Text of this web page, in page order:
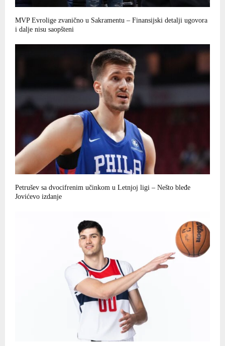
MVP Evrolige zvanično u Sakramentu – Finansijski detalji ugovora
i dalje nisu saopšteni
Petrušev sa dvocifrenim učinkom u Letnjoj ligi – Nešto bleđe
Jovićevo izdanje